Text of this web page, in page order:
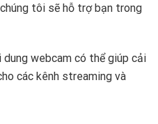
tôi sẽ hỗ trợ bạn trong
dung webcam có thể giúp cải
các kênh streaming và